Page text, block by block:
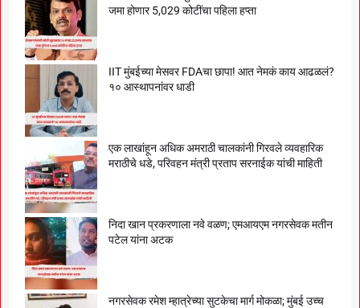
जमा होणार 5,029 कोटींचा पहिला हप्ता
IIT मुंबईच्या मेसवर FDAचा छापा! आत नेमकं काय आढळलं?
१० आस्थापनांवर धाडी
एक लाखांहून अधिक अमराठी चालकांनी गिरवले व्यवहारिक
मराठीचे धडे, परिवहन मंत्री प्रताप सरनाईक यांची माहिती
निदा खान प्रकरणाला नवे वळण; एमआयएम नगरसेवक मतीन
पटेल यांना अटक
नगरसेवक रमेश म्हात्रेच्या सुटकेचा मार्ग मोकळा; मुंबई उच्च